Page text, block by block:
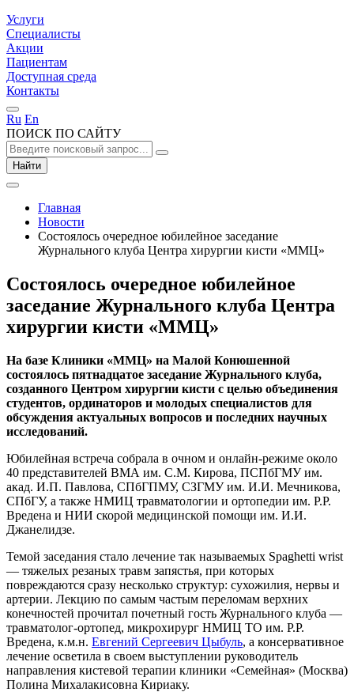
Услуги
Специалисты
Акции
Пациентам
Доступная среда
Контакты
Ru En
ПОИСК ПО САЙТУ
Найти
Главная
Новости
Состоялось очередное юбилейное заседание
Журнального клуба Центра хирургии кисти «ММЦ»
Состоялось очередное юбилейное
заседание Журнального клуба Центра
хирургии кисти «ММЦ»
На базе Клиники «ММЦ» на Малой Конюшенной
состоялось пятнадцатое заседание Журнального клуба,
созданного Центром хирургии кисти с целью объединения
студентов, ординаторов и молодых специалистов для
обсуждения актуальных вопросов и последних научных
исследований.
Юбилейная встреча собрала в очном и онлайн-режиме около
40 представителей ВМА им. С.М. Кирова, ПСПбГМУ им.
акад. И.П. Павлова, СПбГПМУ, СЗГМУ им. И.И. Мечникова,
СПбГУ, а также НМИЦ травматологии и ортопедии им. Р.Р.
Вредена и НИИ скорой медицинской помощи им. И.И.
Джанелидзе.
Темой заседания стало лечение так называемых Spaghetti wrist
— тяжелых резаных травм запястья, при которых
повреждаются сразу несколько структур: сухожилия, нервы и
артерии. Лекцию по самым частым переломам верхних
конечностей прочитал почетный гость Журнального клуба —
травматолог-ортопед, микрохирург НМИЦ ТО им. Р.Р.
Вредена, к.м.н. Евгений Сергеевич Цыбуль, а консервативное
лечение осветила в своем выступлении руководитель
направления кистевой терапии клиники «Семейная» (Москва)
Полина Михалакисовна Кириаку.